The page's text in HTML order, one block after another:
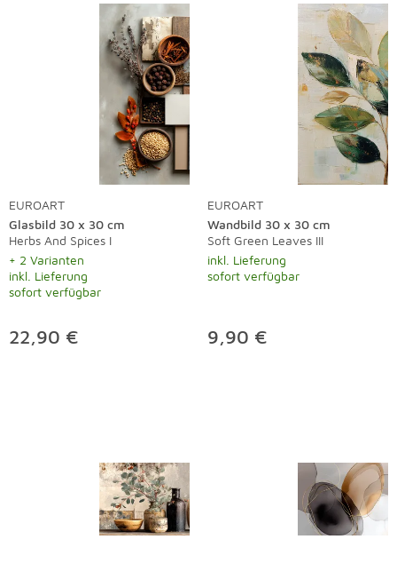
EUROART
Glasbild 30 x 30 cm
Herbs And Spices I
+ 2 Varianten
inkl. Lieferung
sofort verfügbar
22,90 €
EUROART
Wandbild 30 x 30 cm
Soft Green Leaves III
inkl. Lieferung
sofort verfügbar
9,90 €